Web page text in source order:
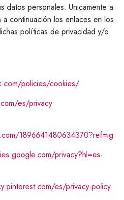
datos personales. Unicamente a
continuación los enlaces en los
políticas de privacidad y/o
policies/cookies/
es/privacy
1896641480634370?ref=ig
privacy?hl=es-
es/privacy-policy